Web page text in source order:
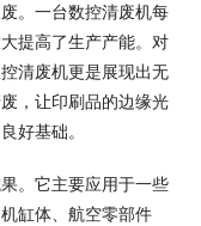
。一台数控清废机每
提高了生产产能。对
清废机更是展现出无
，让印刷品的边缘光
好基础。
。它主要应用于一些
缸体、航空零部件